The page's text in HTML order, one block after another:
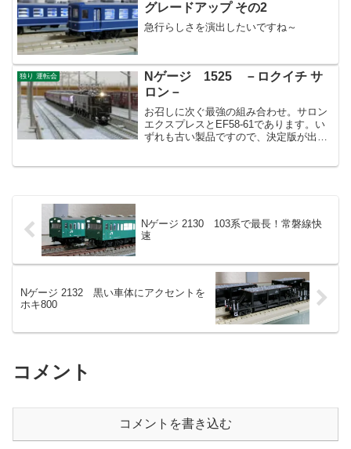
グレードアップ その2
急行らしさを演出したいですね～
独り 運転会
Nゲージ 1525 －ロクイチ サ
ロン－
お召しに次ぐ最強の組み合わせ。サロン
エクスプレスとEF58-61であります。い
ずれも古い製品ですので、決定版が出て
Nゲージ 2130 103系で最長！常磐線快
速
Nゲージ 2132 黒い車体にアクセントを
ホキ800
コメント
コメントを書き込む